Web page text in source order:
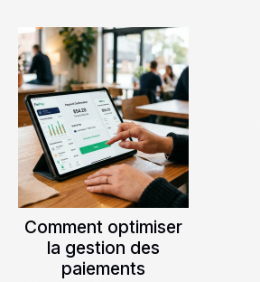
Comment optimiser
la gestion des
paiements